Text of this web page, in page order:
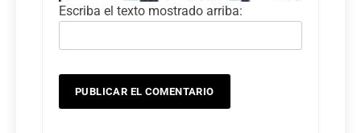
Escriba el texto mostrado arriba: